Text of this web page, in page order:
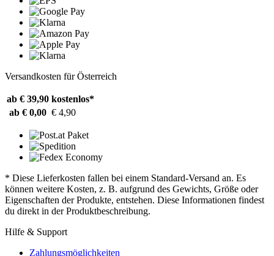
Versandkosten für Österreich
ab € 39,90 kostenlos*
ab € 0,00 € 4,90
* Diese Lieferkosten fallen bei einem Standard-Versand an. Es
können weitere Kosten, z. B. aufgrund des Gewichts, Größe oder
Eigenschaften der Produkte, entstehen. Diese Informationen findest
du direkt in der Produktbeschreibung.
Hilfe & Support
Zahlungsmöglichkeiten